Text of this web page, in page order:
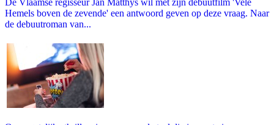
Hemels boven de zevende' een antwoord geven op deze vraag. Naar
de debuutroman van...